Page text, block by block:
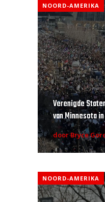
NOORD-AMERIKA
Verenigde
van Minnesota
door Bryce
NOORD-AMERIKA